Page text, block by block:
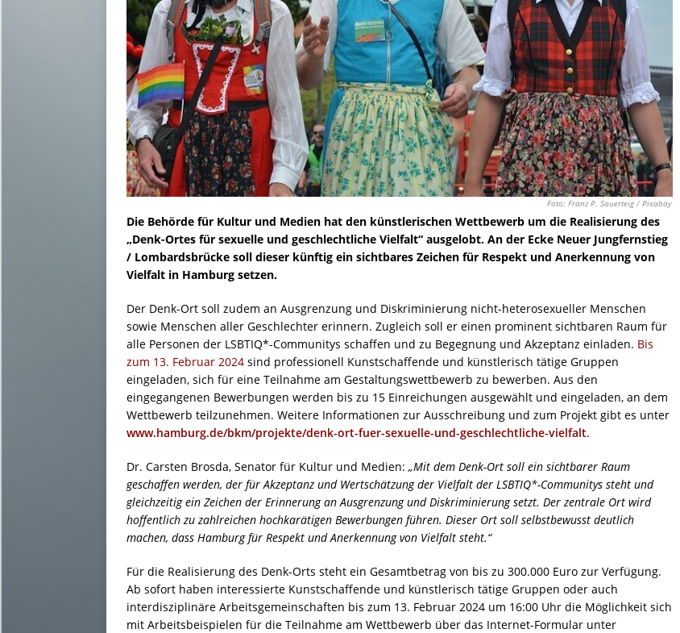
Foto: Franz P. Sauerteig / Pixabay
Die Behörde für Kultur und Medien hat den künstlerischen Wettbewerb um die Realisierung des
„Denk-Ortes für sexuelle und geschlechtliche Vielfalt“ ausgelobt. An der Ecke Neuer Jungfernstieg
/ Lombardsbrücke soll dieser künftig ein sichtbares Zeichen für Respekt und Anerkennung von
Vielfalt in Hamburg setzen.
Der Denk-Ort soll zudem an Ausgrenzung und Diskriminierung nicht-heterosexueller Menschen
sowie Menschen aller Geschlechter erinnern. Zugleich soll er einen prominent sichtbaren Raum für
alle Personen der LSBTIQ*-Communitys schaffen und zu Begegnung und Akzeptanz einladen. Bis
zum 13. Februar 2024 sind professionell Kunstschaffende und künstlerisch tätige Gruppen
eingeladen, sich für eine Teilnahme am Gestaltungswettbewerb zu bewerben. Aus den
eingegangenen Bewerbungen werden bis zu 15 Einreichungen ausgewählt und eingeladen, an dem
Wettbewerb teilzunehmen. Weitere Informationen zur Ausschreibung und zum Projekt gibt es unter
www.hamburg.de/bkm/projekte/denk-ort-fuer-sexuelle-und-geschlechtliche-vielfalt.
Dr. Carsten Brosda, Senator für Kultur und Medien: „Mit dem Denk-Ort soll ein sichtbarer Raum
geschaffen werden, der für Akzeptanz und Wertschätzung der Vielfalt der LSBTIQ*-Communitys steht und
gleichzeitig ein Zeichen der Erinnerung an Ausgrenzung und Diskriminierung setzt. Der zentrale Ort wird
hoffentlich zu zahlreichen hochkarätigen Bewerbungen führen. Dieser Ort soll selbstbewusst deutlich
machen, dass Hamburg für Respekt und Anerkennung von Vielfalt steht.“
Für die Realisierung des Denk-Orts steht ein Gesamtbetrag von bis zu 300.000 Euro zur Verfügung.
Ab sofort haben interessierte Kunstschaffende und künstlerisch tätige Gruppen oder auch
interdisziplinäre Arbeitsgemeinschaften bis zum 13. Februar 2024 um 16:00 Uhr die Möglichkeit sich
mit Arbeitsbeispielen für die Teilnahme am Wettbewerb über das Internet-Formular unter